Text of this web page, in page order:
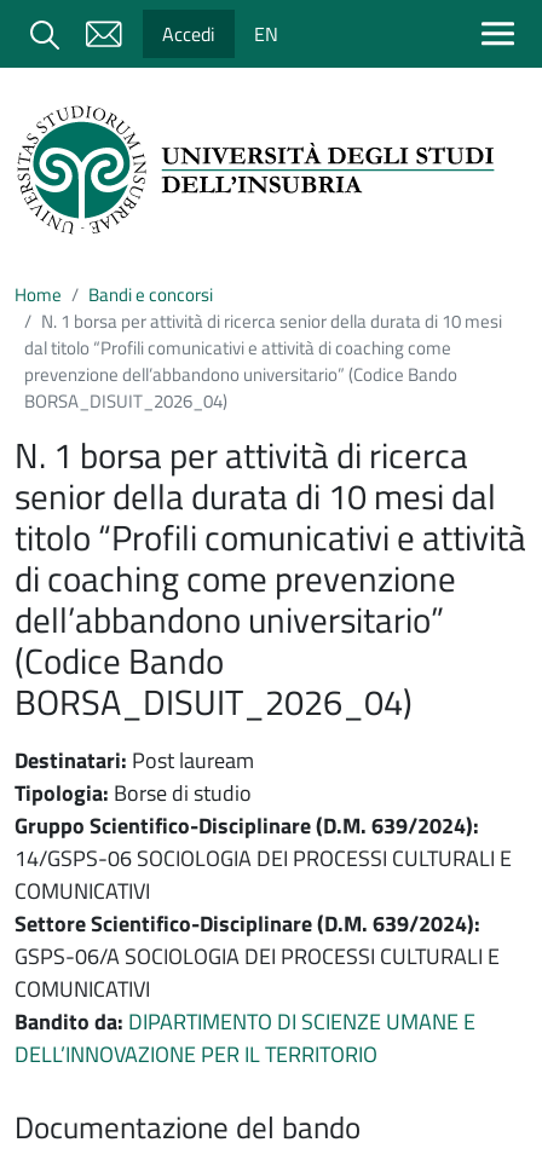
Salta al contenuto principale
Cerca Accedi EN
Home
Bandi e concorsi
N. 1 borsa per attività di ricerca senior della durata di 10 mesi
dal titolo “Profili comunicativi e attività di coaching come
prevenzione dell’abbandono universitario” (Codice Bando
BORSA_DISUIT_2026_04)
N. 1 borsa per attività di ricerca
senior della durata di 10 mesi dal
titolo “Profili comunicativi e attività
di coaching come prevenzione
dell’abbandono universitario”
(Codice Bando
BORSA_DISUIT_2026_04)
Destinatari: Post lauream
Tipologia: Borse di studio
Gruppo Scientifico-Disciplinare (D.M. 639/2024):
14/GSPS-06 SOCIOLOGIA DEI PROCESSI CULTURALI E
COMUNICATIVI
Settore Scientifico-Disciplinare (D.M. 639/2024):
GSPS-06/A SOCIOLOGIA DEI PROCESSI CULTURALI E
COMUNICATIVI
Bandito da: DIPARTIMENTO DI SCIENZE UMANE E
DELL’INNOVAZIONE PER IL TERRITORIO
Documentazione del bando